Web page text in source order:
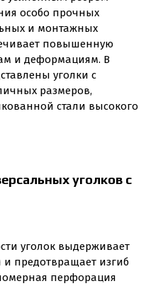
особо прочных
и монтажных
повышенную
и деформациям. В
уголки с
размеров,
стали высокого
уголков с
уголок выдерживает
и предотвращает изгиб
перфорация